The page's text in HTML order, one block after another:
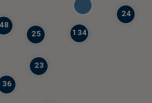
36
134
23
48
24
25